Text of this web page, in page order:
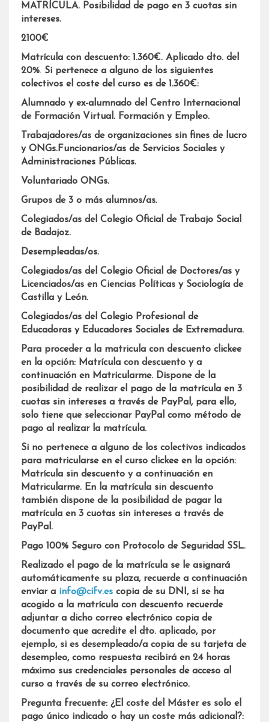
MATRÍCULA. Posibilidad de pago en 3 cuotas sin
intereses.
2100€
Matrícula con descuento: 1.360€. Aplicado dto. del
20%. Si pertenece a alguno de los siguientes
colectivos el coste del curso es de 1.360€:
Alumnado y ex-alumnado del Centro Internacional
de Formación Virtual. Formación y Empleo.
Trabajadores/as de organizaciones sin fines de lucro
y ONGs.Funcionarios/as de Servicios Sociales y
Administraciones Públicas.
Voluntariado ONGs.
Grupos de 3 o más alumnos/as.
Colegiados/as del Colegio Oficial de Trabajo Social
de Badajoz.
Desempleadas/os.
Colegiados/as del Colegio Oficial de Doctores/as y
Licenciados/as en Ciencias Políticas y Sociología de
Castilla y León.
Colegiados/as del Colegio Profesional de
Educadoras y Educadores Sociales de Extremadura.
Para proceder a la matricula con descuento clickee
en la opción: Matrícula con descuento y a
continuación en Matricularme. Dispone de la
posibilidad de realizar el pago de la matrícula en 3
cuotas sin intereses a través de PayPal, para ello,
solo tiene que seleccionar PayPal como método de
pago al realizar la matrícula.
Si no pertenece a alguno de los colectivos indicados
para matricularse en el curso clickee en la opción:
Matrícula sin descuento y a continuación en
Matricularme. En la matrícula sin descuento
también dispone de la posibilidad de pagar la
matrícula en 3 cuotas sin intereses a través de
PayPal.
Pago 100% Seguro con Protocolo de Seguridad SSL.
Realizado el pago de la matrícula se le asignará
automáticamente su plaza, recuerde a continuación
enviar a info@cifv.es copia de su DNI, si se ha
acogido a la matrícula con descuento recuerde
adjuntar a dicho correo electrónico copia de
documento que acredite el dto. aplicado, por
ejemplo, si es desempleado/a copia de su tarjeta de
desempleo, como respuesta recibirá en 24 horas
máximo sus credenciales personales de acceso al
curso a través de su correo electrónico.
Pregunta frecuente: ¿El coste del Máster es solo el
pago único indicado o hay un coste más adicional?: